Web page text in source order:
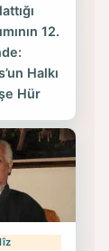
12.
Halkı
Hür